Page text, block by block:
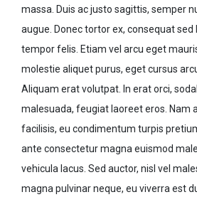
massa. Duis ac justo sagittis, semper
augue. Donec tortor ex, consequat
tempor felis. Etiam vel arcu eget
molestie aliquet purus, eget cursus
Aliquam erat volutpat. In erat orci,
malesuada, feugiat laoreet eros. Nam
facilisis, eu condimentum turpis
ante consectetur magna euismod
vehicula lacus. Sed auctor, nisl vel
magna pulvinar neque, eu viverra est